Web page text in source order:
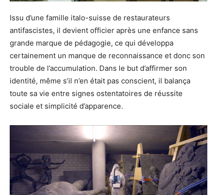
Issu d’une famille italo-suisse de restaurateurs
antifascistes, il devient officier après une enfance sans
grande marque de pédagogie, ce qui développa
certainement un manque de reconnaissance et donc son
trouble de l’accumulation. Dans le but d’affirmer son
identité, même s’il n’en était pas conscient, il balança
toute sa vie entre signes ostentatoires de réussite
sociale et simplicité d’apparence.